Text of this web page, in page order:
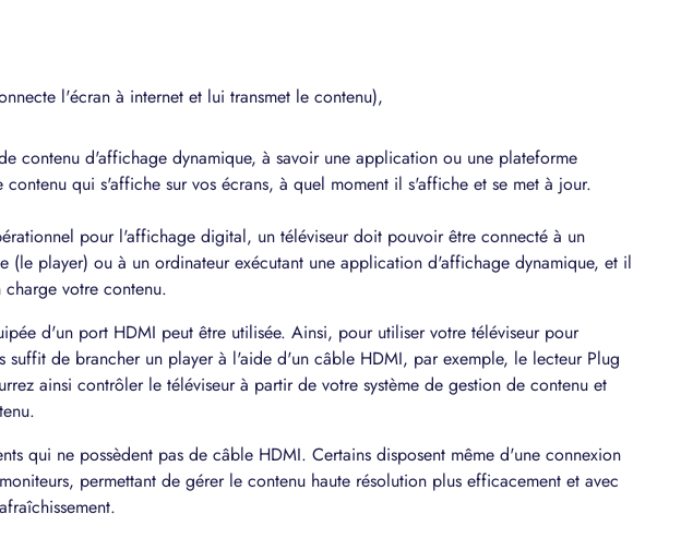
l'écran à internet et lui transmet le contenu),
contenu d'affichage dynamique, à savoir une application ou une plateforme
qui s'affiche sur vos écrans, à quel moment il s'affiche et se met à jour.
pour l'affichage digital, un téléviseur doit pouvoir être connecté à un
(le player) ou à un ordinateur exécutant une application d'affichage dynamique, et il
votre contenu.
d'un port HDMI peut être utilisée. Ainsi, pour utiliser votre téléviseur pour
suffit de brancher un player à l'aide d'un câble HDMI, par exemple, le lecteur Plug
ainsi contrôler le téléviseur à partir de votre système de gestion de contenu et
qui ne possèdent pas de câble HDMI. Certains disposent même d'une connexion
permettant de gérer le contenu haute résolution plus efficacement et avec